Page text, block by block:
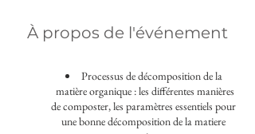
À propos de l'événement
Processus de décomposition de la
matière organique : les différentes manières
de composter, les paramètres essentiels pour
une bonne décomposition de la matiere